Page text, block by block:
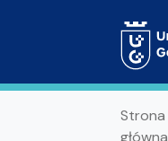
Strona
główna